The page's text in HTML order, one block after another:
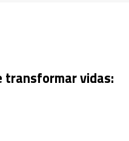
transformar vidas: